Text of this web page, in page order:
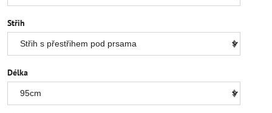
Střih
Délka